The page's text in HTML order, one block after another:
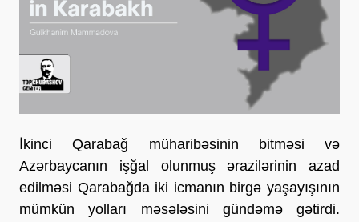
İkinci Qarabağ müharibəsinin bitməsi və
Azərbaycanın işğal olunmuş ərazilərinin azad
edilməsi Qarabağda iki icmanın birgə yaşayışının
mümkün yolları məsələsini gündəmə gətirdi.